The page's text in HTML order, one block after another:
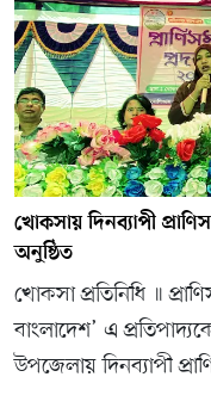
খোকসায় দিনব্যাপী
অনুষ্ঠিত
খোকসা প্রতিনিধি ॥
বাংলাদেশ’ এ
উপজেলায় দিনব্যাপী